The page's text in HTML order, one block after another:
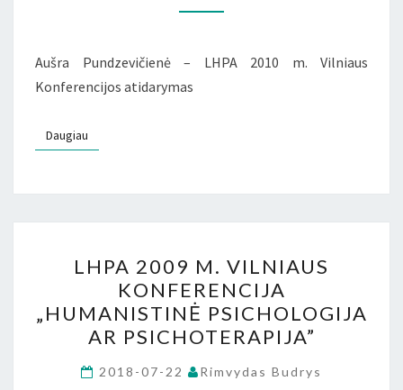
AKTUALUMAS
Aušra Pundzevičienė – LHPA 2010 m. Vilniaus
Konferencijos atidarymas
Daugiau
2009
M.
VILNIAUS
KONFERENCIJA
„HUMANISTINĖ
LHPA 2009 M. VILNIAUS
KONFERENCIJA
„HUMANISTINĖ PSICHOLOGIJA
AR PSICHOTERAPIJA”
2018-07-22 Rimvydas Budrys